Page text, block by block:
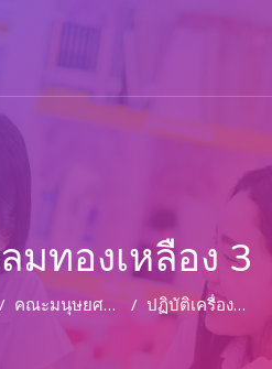
มทองเหลือง 3
คณะมนุษยศาสตร์และสังคมศาสตร์ ปฏิบัติเครื่องลมทองเหลือง 3